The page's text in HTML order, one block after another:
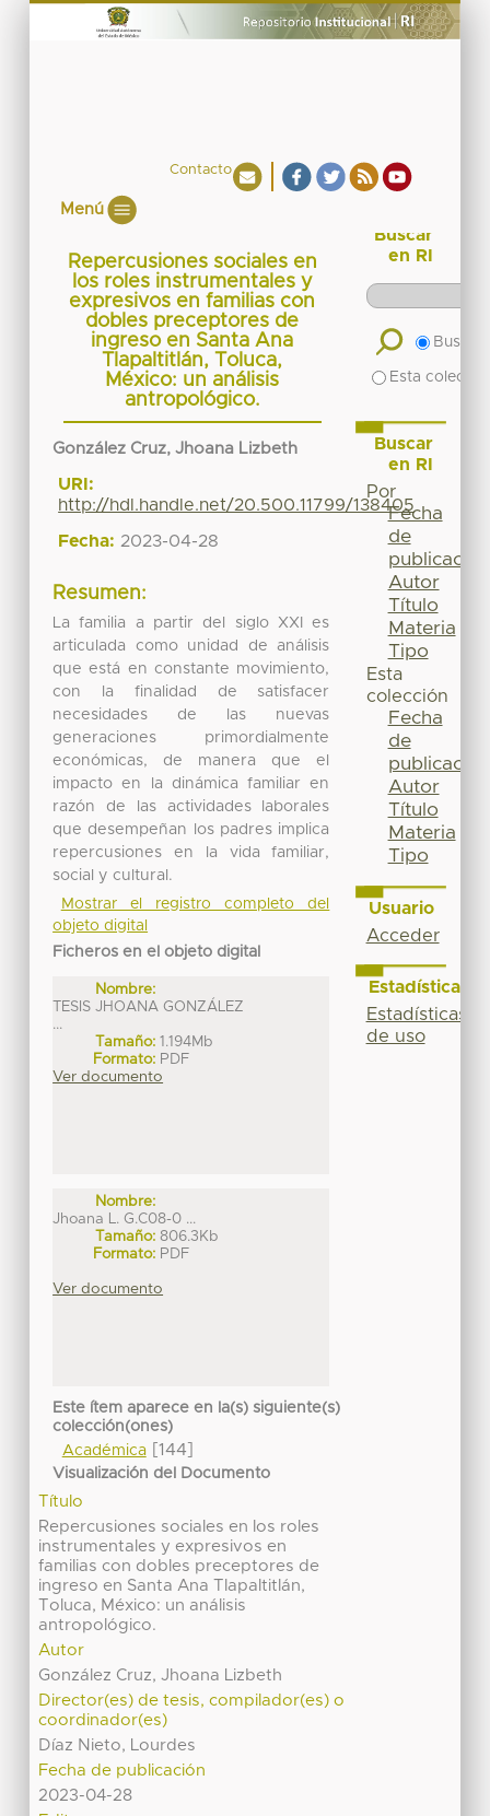
Contacto
Menú
Repercusiones sociales en
los roles instrumentales y
expresivos en familias con
dobles preceptores de
ingreso en Santa Ana
Tlapaltitlán, Toluca,
México: un análisis
antropológico.
González Cruz, Jhoana Lizbeth
URI:
http://hdl.handle.net/20.500.11799/138405
Fecha: 2023-04-28
Resumen:
La familia a partir del siglo XXI es
articulada como unidad de análisis
que está en constante movimiento,
con la finalidad de satisfacer
necesidades de las nuevas
generaciones primordialmente
económicas, de manera que el
impacto en la dinámica familiar en
razón de las actividades laborales
que desempeñan los padres implica
repercusiones en la vida familiar,
social y cultural.
Mostrar el registro completo del
objeto digital
Ficheros en el objeto digital
Nombre:
TESIS JHOANA GONZÁLEZ
...
Tamaño: 1.194Mb
Formato: PDF
Ver documento
Nombre:
Jhoana L. G.C08-0 ...
Tamaño: 806.3Kb
Formato: PDF
Ver documento
Este ítem aparece en la(s) siguiente(s)
colección(ones)
Académica[144]
Visualización del Documento
Título
Repercusiones sociales en los roles
instrumentales y expresivos en
familias con dobles preceptores de
ingreso en Santa Ana Tlapaltitlán,
Toluca, México: un análisis
antropológico.
Autor
González Cruz, Jhoana Lizbeth
Director(es) de tesis, compilador(es) o
coordinador(es)
Díaz Nieto, Lourdes
Fecha de publicación
2023-04-28
Buscar
en RI
Buscar
Esta
Buscar
en RI
Por
Fecha
de
publicación
Autor
Título
Materia
Tipo
Esta
colección
Fecha
de
publicación
Autor
Título
Materia
Tipo
Usuario
Acceder
Estadísticas
Estadísticas
de uso